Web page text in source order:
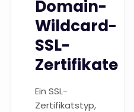
Domain-
Wildcard-
SSL-
Zertifikate
Ein SSL-
Zertifikatstyp,